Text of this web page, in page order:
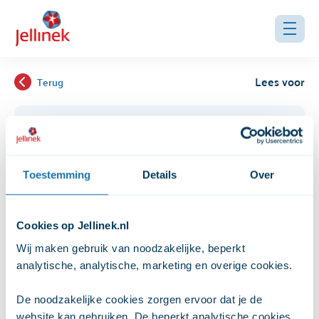
Toestemming Details Over
Cookies op Jellinek.nl
Wij maken gebruik van noodzakelijke, beperkt
analytische, analytische, marketing en overige cookies.
De noodzakelijke cookies zorgen ervoor dat je de
website kan gebruiken. De beperkt analytische cookies
Nazorg
Terug Lees voor
Als de behandeling bij Jellinek Jeugd klaar is, is er nog een
afsluitingsperiode. Jouw kind komt af en toe nog eens
terug om de behandelaar te vertellen hoe het gaat.
Voor je kind definitief afscheid neemt, wordt met de
Als dat niet zo is, kunnen we afspreken om een